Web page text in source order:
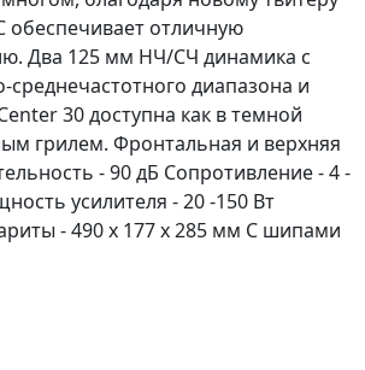
отличную
Два 125 мм НЧ/СЧ динамика с
диапазона и
30 доступна как в темной
грилем. Фронтальная и верхняя
- 90 дБ Сопротивление - 4 -
усилителя - 20 -150 Вт
- 490 x 177 x 285 мм С шипами